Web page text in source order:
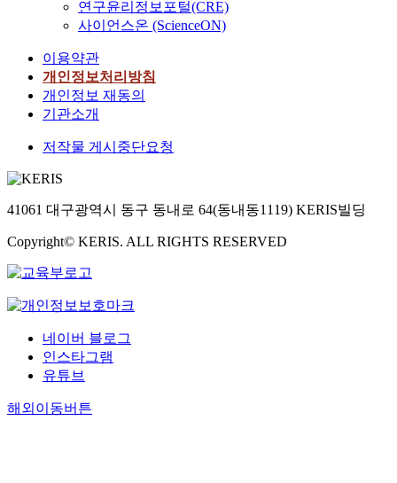
연구윤리정보포털(CRE)
사이언스온 (ScienceON)
이용약관
개인정보처리방침
개인정보 재동의
기관소개
저작물 게시중단요청
41061 대구광역시 동구 동내로 64(동내동1119) KERIS빌딩
Copyright© KERIS. ALL RIGHTS RESERVED
네이버 블로그
인스타그램
유튜브
해외이동버튼